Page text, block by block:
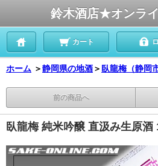
鈴木酒店★オンラ
カート
ホーム ＞静岡県の地酒＞ 臥龍梅（静岡
前の商品へ
臥龍梅 純米吟醸 直汲み生原